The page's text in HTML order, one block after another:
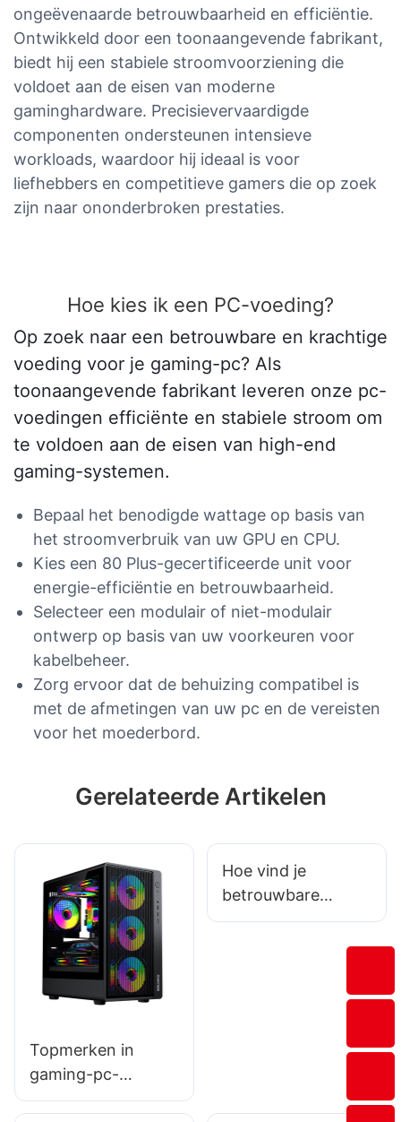
ongeëvenaarde betrouwbaarheid en efficiëntie.
Ontwikkeld door een toonaangevende fabrikant,
biedt hij een stabiele stroomvoorziening die
voldoet aan de eisen van moderne
gaminghardware. Precisievervaardigde
componenten ondersteunen intensieve
workloads, waardoor hij ideaal is voor
liefhebbers en competitieve gamers die op zoek
zijn naar ononderbroken prestaties.
Hoe kies ik een PC-voeding?
Op zoek naar een betrouwbare en krachtige
voeding voor je gaming-pc? Als
toonaangevende fabrikant leveren onze pc-
voedingen efficiënte en stabiele stroom om
te voldoen aan de eisen van high-end
gaming-systemen.
Bepaal het benodigde wattage op basis van
het stroomverbruik van uw GPU en CPU.
Kies een 80 Plus-gecertificeerde unit voor
energie-efficiëntie en betrouwbaarheid.
Selecteer een modulair of niet-modulair
ontwerp op basis van uw voorkeuren voor
kabelbeheer.
Zorg ervoor dat de behuizing compatibel is
met de afmetingen van uw pc en de vereisten
voor het moederbord.
Gerelateerde Artikelen
Topmerken in
gaming-pc-
behuizingen
Hoe vind je
betrouwbare
fabrikanten en